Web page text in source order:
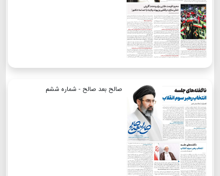
صالح بعد صالح - شماره ششم